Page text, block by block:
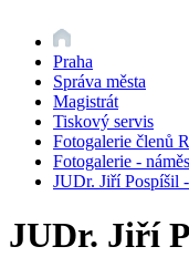
Praha
Správa města
Magistrát
Tiskový servis
Fotogalerie členů
Fotogalerie -
JUDr. Jiří Pospíšil
JUDr. Jiří